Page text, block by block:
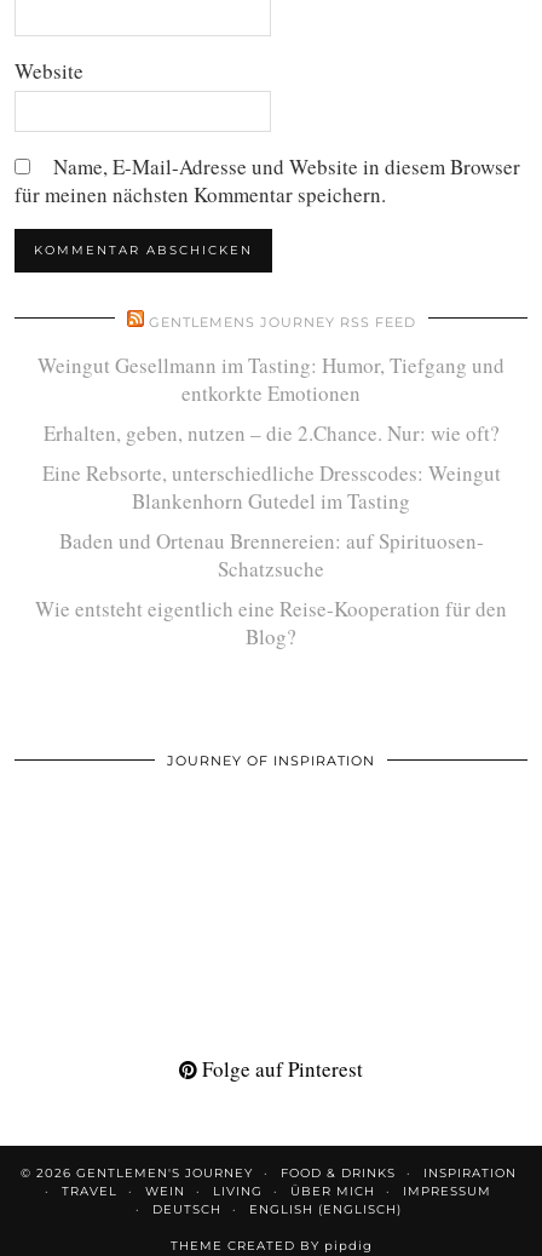
Website
Name, E-Mail-Adresse und Website in diesem Browser
für meinen nächsten Kommentar speichern.
GENTLEMENS JOURNEY RSS FEED
Weingut Gesellmann im Tasting: Humor, Tiefgang und
entkorkte Emotionen
Erhalten, geben, nutzen – die 2.Chance. Nur: wie oft?
Eine Rebsorte, unterschiedliche Dresscodes: Weingut
Blankenhorn Gutedel im Tasting
Baden und Ortenau Brennereien: auf Spirituosen-
Schatzsuche
Wie entsteht eigentlich eine Reise-Kooperation für den
Blog?
JOURNEY OF INSPIRATION
Folge auf Pinterest
© 2026 GENTLEMEN'S JOURNEY FOOD & DRINKS
INSPIRATION
TRAVEL
WEIN LIVING ÜBER MICH
IMPRESSUM
DEUTSCH
ENGLISH (ENGLISCH)
THEME CREATED BY pipdig